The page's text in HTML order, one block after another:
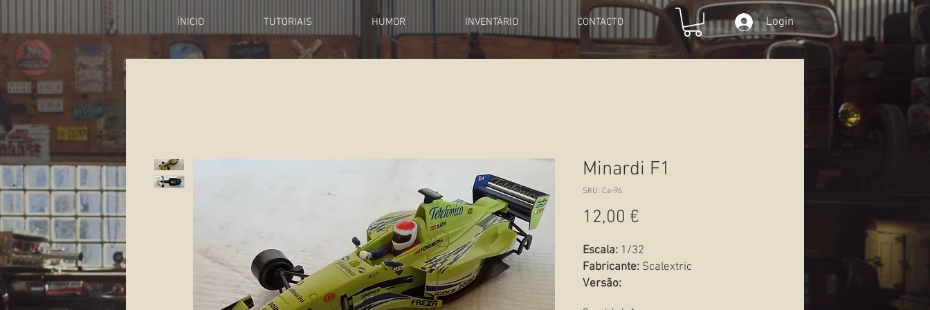
ÍNICIO TUTORIAIS HUMOR INVENTÁRIO CONTACTO Login
Minardi F1
SKU: Ca-96
12,00 €
Escala: 1/32
Fabricante: Scalextric
Versão: